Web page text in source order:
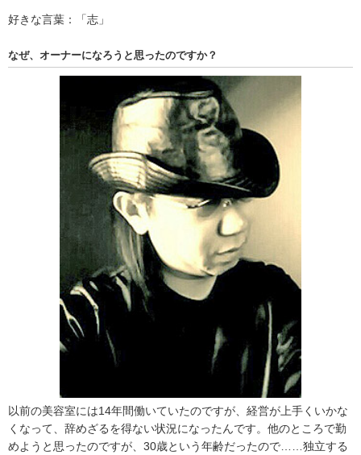
好きな言葉：「志」
なぜ、オーナーになろうと思ったのですか？
以前の美容室には14年間働いていたのですが、経営が上手くいかな
くなって、辞めざるを得ない状況になったんです。他のところで勤
めようと思ったのですが、30歳という年齢だったので……独立する